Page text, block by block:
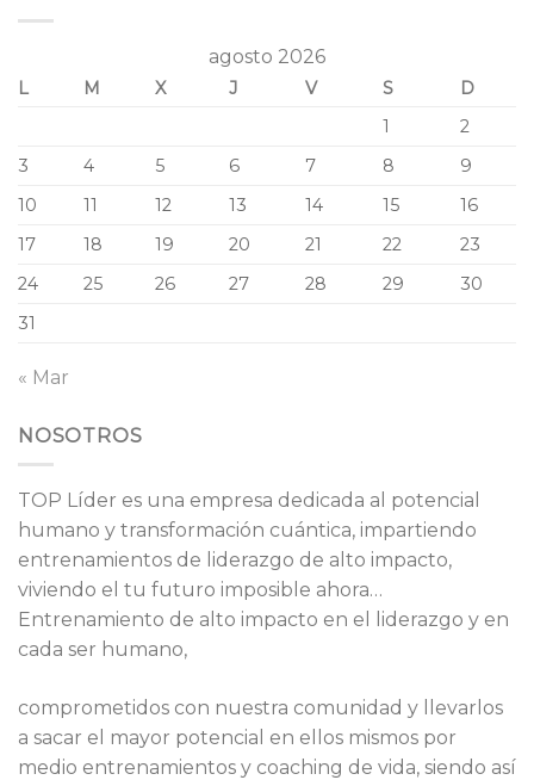
agosto 2026
L M X J V S
D
1
2
3
4 5 6 7 8
9
10
11 12 13 14 15
16
17
18 19 20 21 22
23
24
25 26 27 28 29
30
31
« Mar
NOSOTROS
TOP Líder es una empresa dedicada al potencial
humano y transformación cuántica, impartiendo
entrenamientos de liderazgo de alto impacto,
viviendo el tu futuro imposible ahora…
Entrenamiento de alto impacto en el liderazgo y en
cada ser humano,
comprometidos con nuestra comunidad y llevarlos
a sacar el mayor potencial en ellos mismos por
medio entrenamientos y coaching de vida, siendo así